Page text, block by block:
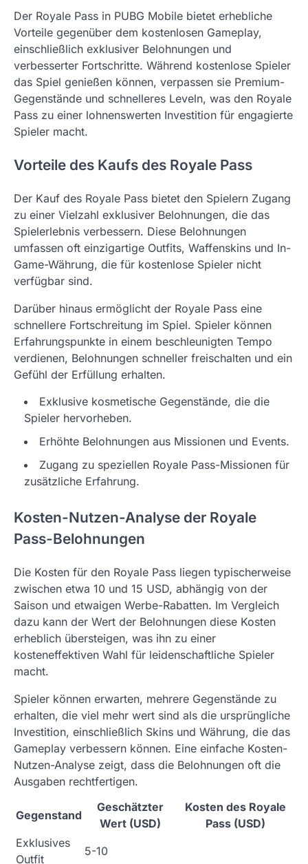
Der Royale Pass in PUBG Mobile bietet erhebliche
Vorteile gegenüber dem kostenlosen Gameplay,
einschließlich exklusiver Belohnungen und
verbesserter Fortschritte. Während kostenlose Spieler
das Spiel genießen können, verpassen sie Premium-
Gegenstände und schnelleres Leveln, was den Royale
Pass zu einer lohnenswerten Investition für engagierte
Spieler macht.
Vorteile des Kaufs des Royale Pass
Der Kauf des Royale Pass bietet den Spielern Zugang
zu einer Vielzahl exklusiver Belohnungen, die das
Spielerlebnis verbessern. Diese Belohnungen
umfassen oft einzigartige Outfits, Waffenskins und In-
Game-Währung, die für kostenlose Spieler nicht
verfügbar sind.
Darüber hinaus ermöglicht der Royale Pass eine
schnellere Fortschreitung im Spiel. Spieler können
Erfahrungspunkte in einem beschleunigten Tempo
verdienen, Belohnungen schneller freischalten und ein
Gefühl der Erfüllung erhalten.
Exklusive kosmetische Gegenstände, die die
Spieler hervorheben.
Erhöhte Belohnungen aus Missionen und Events.
Zugang zu speziellen Royale Pass-Missionen für
zusätzliche Erfahrung.
Kosten-Nutzen-Analyse der Royale
Pass-Belohnungen
Die Kosten für den Royale Pass liegen typischerweise
zwischen etwa 10 und 15 USD, abhängig von der
Saison und etwaigen Werbe-Rabatten. Im Vergleich
dazu kann der Wert der Belohnungen diese Kosten
erheblich übersteigen, was ihn zu einer
kosteneffektiven Wahl für leidenschaftliche Spieler
macht.
Spieler können erwarten, mehrere Gegenstände zu
erhalten, die viel mehr wert sind als die ursprüngliche
Investition, einschließlich Skins und Währung, die das
Gameplay verbessern können. Eine einfache Kosten-
Nutzen-Analyse zeigt, dass die Belohnungen oft die
Ausgaben rechtfertigen.
Gegenstand
Geschätzter
Wert (USD)
Kosten des Royale
Pass (USD)
Exklusives
Outfit
5-10